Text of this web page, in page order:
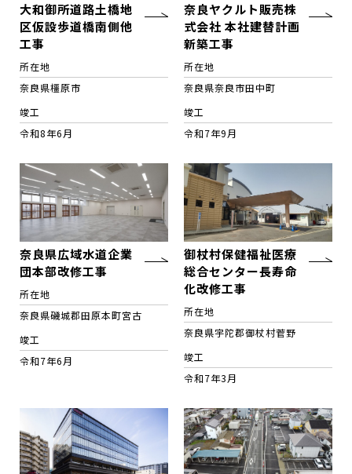
大和御所道路土橋地
区仮設歩道橋南側他
工事
所在地
奈良県橿原市
竣工
令和8年6月
奈良ヤクルト販売株
式会社 本社建替計画
新築工事
所在地
奈良県奈良市田中町
竣工
令和7年9月
奈良県広域水道企業
団本部改修工事
所在地
奈良県磯城郡田原本町宮古
竣工
令和7年6月
御杖村保健福祉医療
総合センター長寿命
化改修工事
所在地
奈良県宇陀郡御杖村菅野
竣工
令和7年3月